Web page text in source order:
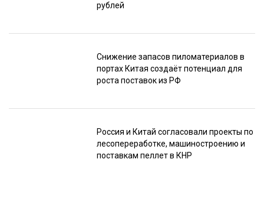
рублей
Снижение запасов пиломатериалов в
портах Китая создаёт потенциал для
роста поставок из РФ
Россия и Китай согласовали проекты по
лесопереработке, машиностроению и
поставкам пеллет в КНР